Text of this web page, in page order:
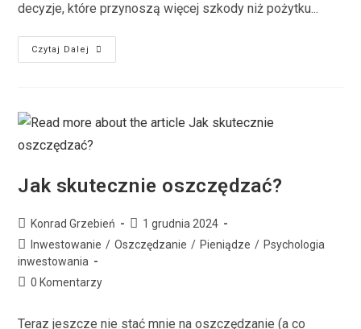
decyzje, które przynoszą więcej szkody niż pożytku...
Czytaj Dalej
Jak skutecznie oszczędzać?
Konrad Grzebień
1 grudnia 2024
Inwestowanie / Oszczędzanie / Pieniądze / Psychologia
inwestowania
0 Komentarzy
Teraz jeszcze nie stać mnie na oszczędzanie (a co